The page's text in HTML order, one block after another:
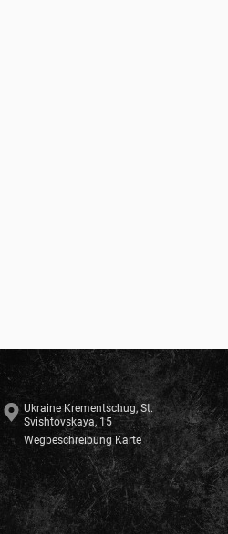
Ukraine Krementschug, St.
Svishtovskaya, 15
Wegbeschreibung Karte